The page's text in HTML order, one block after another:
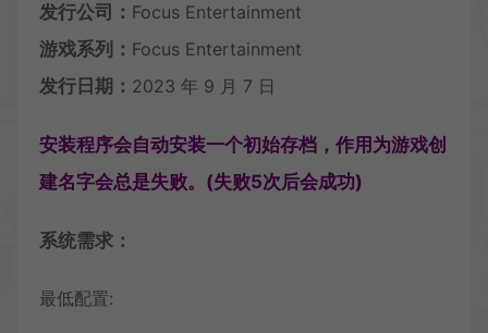
发行公司： Focus Entertainment
游戏系列： Focus Entertainment
发行日期： 2023 年 9 月 7 日
安装程序会自动安装一个初始存档，作用为游戏创
建名字会总是失败。(失败5次后会成功)
系统需求：
最低配置: